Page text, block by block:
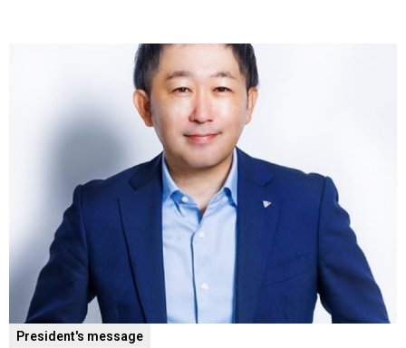
President's message